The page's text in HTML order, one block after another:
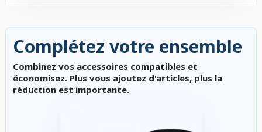
Complétez votre ensemble
Combinez vos accessoires compatibles et
économisez. Plus vous ajoutez d'articles, plus la
réduction est importante.